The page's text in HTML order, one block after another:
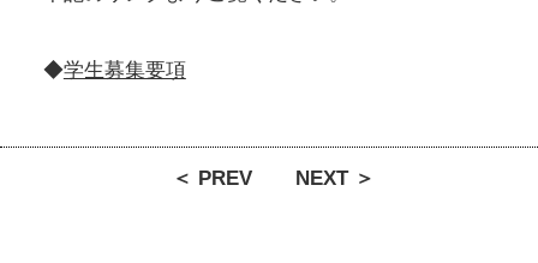
◆学生募集要項
＜ PREV NEXT ＞